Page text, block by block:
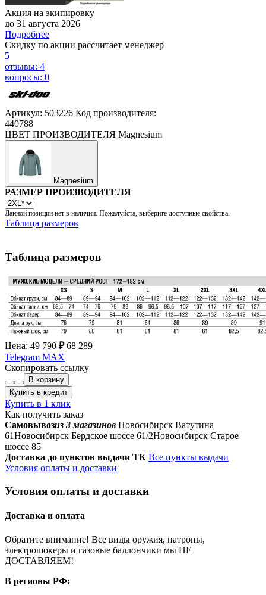
Акция на экипировку
до 31 августа 2026
Подробнее
Скидку по акции рассчитает менеджер
5
отзывы: 4
вопросы: 0
Артикул: 503226 Код производителя:
440788
ЦВЕТ ПРОИЗВОДИТЕЛЯ Magnesium
Magnesium
РАЗМЕР ПРОИЗВОДИТЕЛЯ
Данной позиции нет в наличии. Пожалуйста, выберите доступные свойства.
Таблица размеров
Таблица размеров
Цена: 49 790 ₽ 68 289
Telegram MAX
Скопировать ссылку
В корзину
Купить в кредит
Купить в 1 клик
Как получить заказ
Самовывозиз 3 магазинов Новосибирск Ватутина
61Новосибирск Бердское шоссе 61/2Новосибирск Старое
шоссе 85
Доставка до пунктов выдачи ТК Все пункты выдачи
Условия оплаты и доставки
Условия оплаты и доставки
Доставка и оплата
Обратите внимание! Все виды оружия, патроны,
электрошокеры и газовые баллончики мы НЕ
ДОСТАВЛЯЕМ!
В регионы РФ: